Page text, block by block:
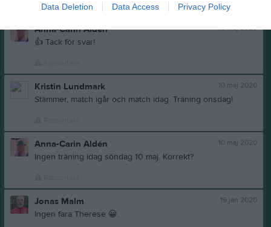
Data Deletion Data Access Privacy Policy
Rapportera
10 maj 2020
Anna-Carin Aldén
👍 Tack för svar!
10 maj 2020
Kristin Lundmark
Stämmer, match igår och match idag. Träning onsdag!
10 maj 2020
Anna-Carin Aldén
Ingen träning idag söndag 10 maj. Korrekt?
19 jan 2020
Jonas Malm
Ingen fara Therese 😀.